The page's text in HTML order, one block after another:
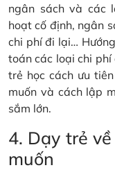
ngân sách và các
hoạt cố định, ngân
chi phí đi lại…
toán các loại chi
trẻ học cách ưu
muốn và cách lập
sắm lớn.
4. Dạy trẻ
muốn